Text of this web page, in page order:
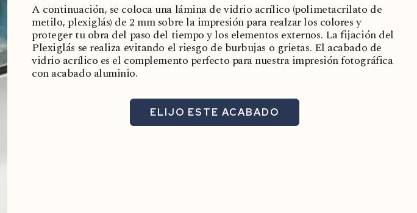
A continuación, se coloca una lámina de vidrio acrílico (polimetacrilato de
metilo, plexiglás) de 2 mm sobre la impresión para realzar los colores y
proteger tu obra del paso del tiempo y los elementos externos. La fijación del
Plexiglás se realiza evitando el riesgo de burbujas o grietas. El acabado de
vidrio acrílico es el complemento perfecto para nuestra impresión fotográfica
con acabado aluminio.
ELIJO ESTE ACABADO